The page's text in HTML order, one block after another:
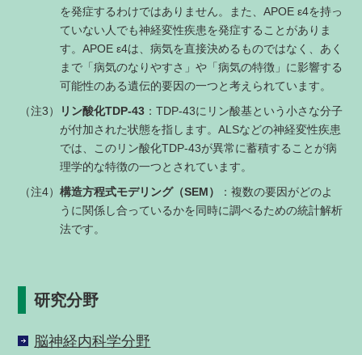
を発症するわけではありません。また、APOE ε4を持っ
ていない人でも神経変性疾患を発症することがありま
す。APOE ε4は、病気を直接決めるものではなく、あく
まで「病気のなりやすさ」や「病気の特徴」に影響する
可能性のある遺伝的要因の一つと考えられています。
（注3）
リン酸化TDP-43 ：TDP-43にリン酸基という小さな分子
が付加された状態を指します。ALSなどの神経変性疾患
では、このリン酸化TDP-43が異常に蓄積することが病
理学的な特徴の一つとされています。
（注4）構造方程式モデリング（SEM）
：複数の要因がどのよ
うに関係し合っているかを同時に調べるための統計解析
法です。
研究分野
脳神経内科学分野